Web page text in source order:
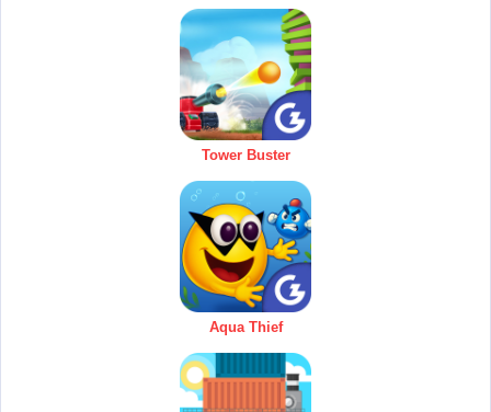
Tower Buster
Aqua Thief